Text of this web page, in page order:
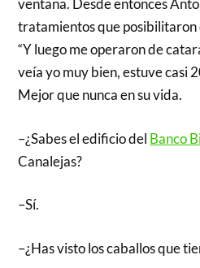
ventana. Desde entonces
tratamientos que
“Y luego me operaron de
veía yo muy bien, estuve casi
Mejor que nunca en su vida.
–¿Sabes el edificio del Banco
Canalejas?
–Sí.
–¿Has visto los caballos que